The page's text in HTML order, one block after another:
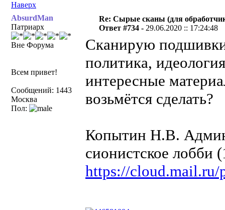
Наверх
AbsurdMan
Патриарх
Вне Форума
Всем привет!
Сообщений: 1443
Москва
Пол:
Re: Сырые сканы (для
Ответ #734 - 29.06.2020 :: 17:24:48
Сканирую
политика,
интересные
возьмётся сделать?
Копытин Н.В.
сионистское лобби
https://